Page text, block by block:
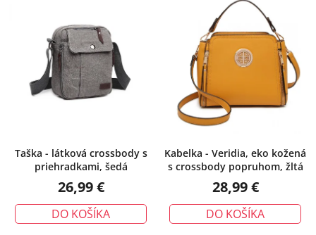
Taška - látková crossbody s
priehradkami, šedá
26,99 €
DO KOŠÍKA
Kabelka - Veridia, eko kožená
s crossbody popruhom, žltá
28,99 €
DO KOŠÍKA